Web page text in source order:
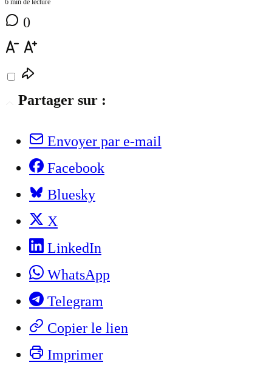
6 min de lecture
0
Partager sur :
Envoyer par e-mail
Facebook
Bluesky
X
LinkedIn
WhatsApp
Telegram
Copier le lien
Imprimer